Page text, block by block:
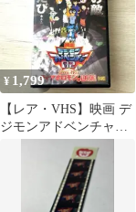
¥ 1,799
【レア・VHS】映画 デ
ジモンアドベンチャー
02 ディアボロモンの逆